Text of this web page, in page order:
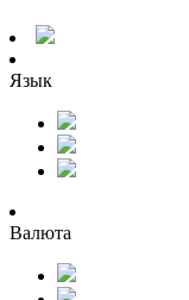
Язык
Валюта